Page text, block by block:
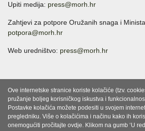
Upiti medija: press@morh.hr
Zahtjevi za potpore Oružanih snaga i
potpora@morh.hr
Web uredništvo: press@morh.hr
Ove internetske stranice koriste kolačiće (tzv.
pružanje boljeg korisničkog iskustva i
Postavke kolačića možete podesiti u svojem
pregledniku. Više o kolačićima i načinu kako ih
onemogućiti pročitajte ovdje. Klikom na gumb ‘U